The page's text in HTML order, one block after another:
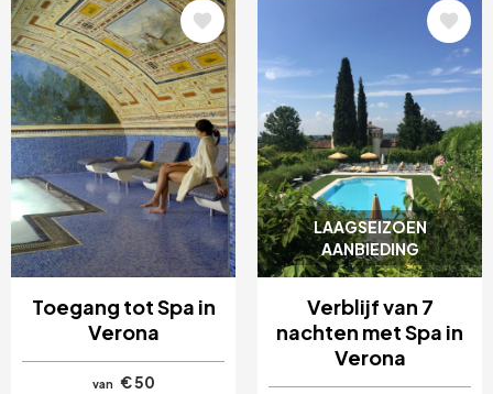
Afbeelding
Toegang tot Spa in
Verona
van € 50
LAAGSEIZOEN
AANBIEDING
Verblijf van 7
nachten met Spa in
Verona